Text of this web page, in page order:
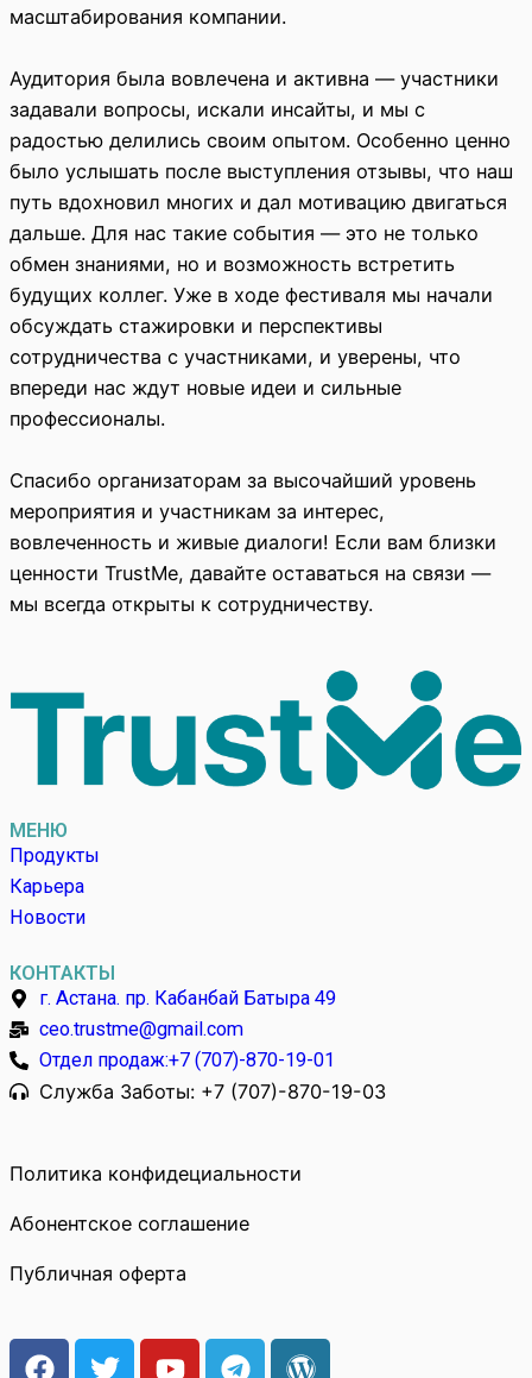
масштабирования компании.
Аудитория была вовлечена и активна — участники
задавали вопросы, искали инсайты, и мы с
радостью делились своим опытом. Особенно ценно
было услышать после выступления отзывы, что наш
путь вдохновил многих и дал мотивацию двигаться
дальше. Для нас такие события — это не только
обмен знаниями, но и возможность встретить
будущих коллег. Уже в ходе фестиваля мы начали
обсуждать стажировки и перспективы
сотрудничества с участниками, и уверены, что
впереди нас ждут новые идеи и сильные
профессионалы.
Спасибо организаторам за высочайший уровень
мероприятия и участникам за интерес,
вовлеченность и живые диалоги! Если вам близки
ценности TrustMe, давайте оставаться на связи —
мы всегда открыты к сотрудничеству.
МЕНЮ
Продукты
Карьера
Новости
КОНТАКТЫ
г. Астана. пр. Кабанбай Батыра 49
ceo.trustme@gmail.com
Отдел продаж:+7 (707)-870-19-01
Служба Заботы: +7 (707)-870-19-03
Политика конфидециальности
Абонентское соглашение
Публичная оферта